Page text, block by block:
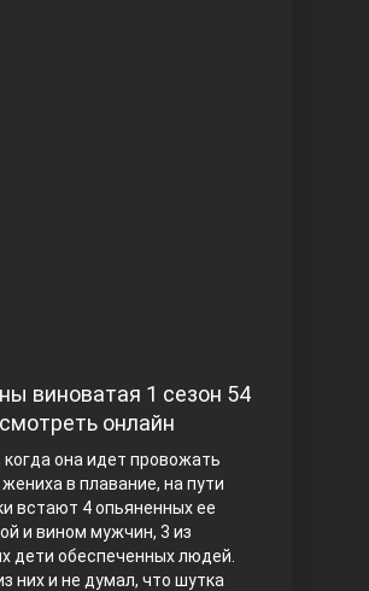
виноватая 1 сезон 54
онлайн
когда она идет провожать
в плавание, на пути
встают 4 опьяненных ее
и вином мужчин, 3 из
дети обеспеченных людей.
них и не думал, что шутка